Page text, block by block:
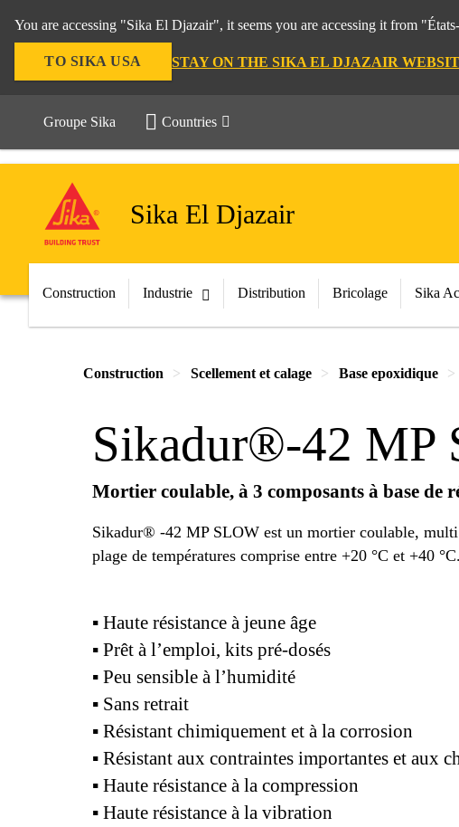
You are accessing "Sika El Djazair", it seems you are accessing it from
TO SIKA USA STAY ON THE SIKA EL DJAZAIR
Groupe Sika Countries
Sika El Djazair
Construction Industrie Distribution Bricolage Sika
Construction Scellement et calage Base epoxidique
Sikadur®-42 MP
Mortier coulable, à 3 composants à base de
Sikadur® -42 MP SLOW est un mortier coulable,
plage de températures comprise entre +20 °C et +40 °C.
▪ Haute résistance à jeune âge
▪ Prêt à l’emploi, kits pré-dosés
▪ Peu sensible à l’humidité
▪ Sans retrait
▪ Résistant chimiquement et à la corrosion
▪ Résistant aux contraintes importantes et aux
▪ Haute résistance à la compression
▪ Haute résistance à la vibration